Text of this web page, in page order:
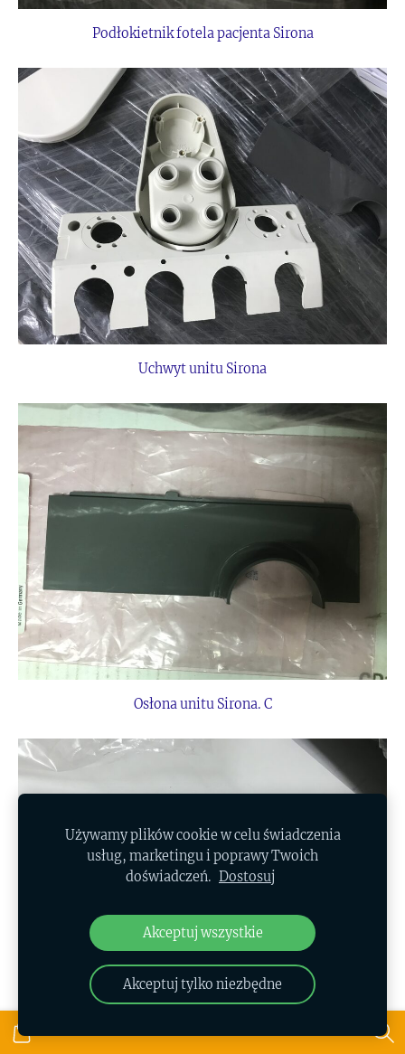
Podłokietnik fotela pacjenta Sirona
Uchwyt unitu Sirona
Osłona unitu Sirona. C
Zagłówek unitu Sirona C
Używamy plików cookie w celu świadczenia
usług, marketingu i poprawy Twoich
doświadczeń. Dostosuj
Akceptuj wszystkie
Akceptuj tylko niezbędne